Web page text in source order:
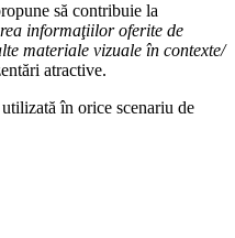
să contribuie la
informaţiilor oferite de
materiale vizuale în contexte/
atractive.
în orice scenariu de